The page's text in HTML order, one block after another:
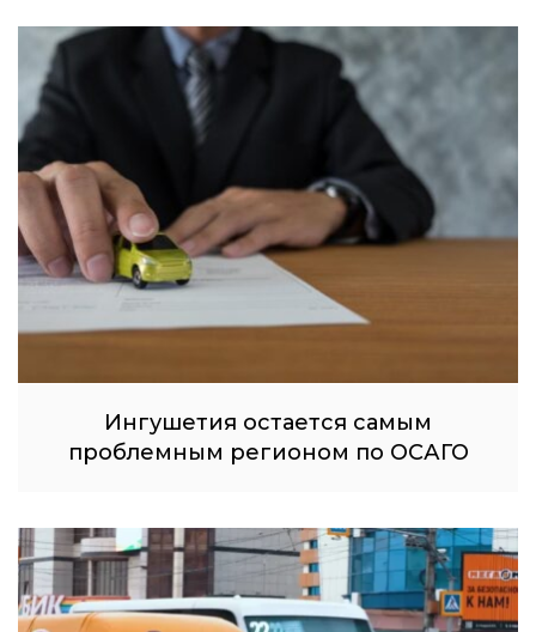
Ингушетия остается самым
проблемным регионом по ОСАГО